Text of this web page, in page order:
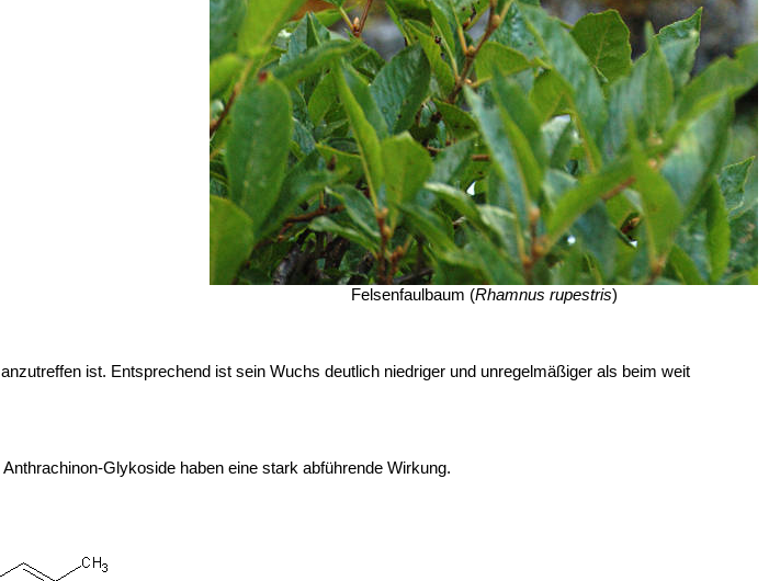
Felsenfaulbaum (Rhamnus rupestris)
ist. Entsprechend ist sein Wuchs deutlich niedriger und unregelmäßiger als beim weit
Glykoside haben eine stark abführende Wirkung.